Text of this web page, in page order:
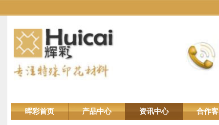
晖彩首页 产品中心 资讯中心 合作